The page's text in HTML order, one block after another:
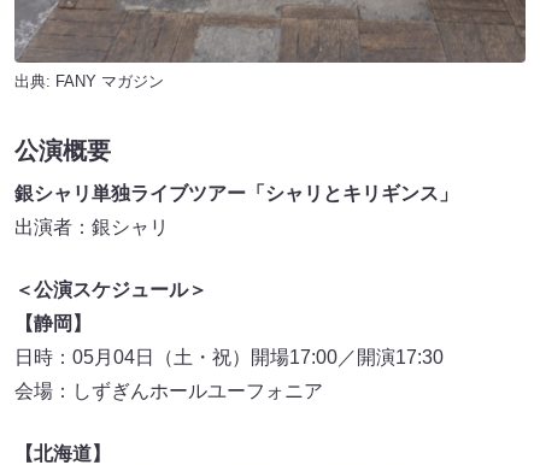
出典: FANY マガジン
公演概要
銀シャリ単独ライブツアー「シャリとキリギンス」
出演者：銀シャリ
＜公演スケジュール＞
【静岡】
日時：05月04日（土・祝）開場17:00／開演17:30
会場：しずぎんホールユーフォニア
【北海道】